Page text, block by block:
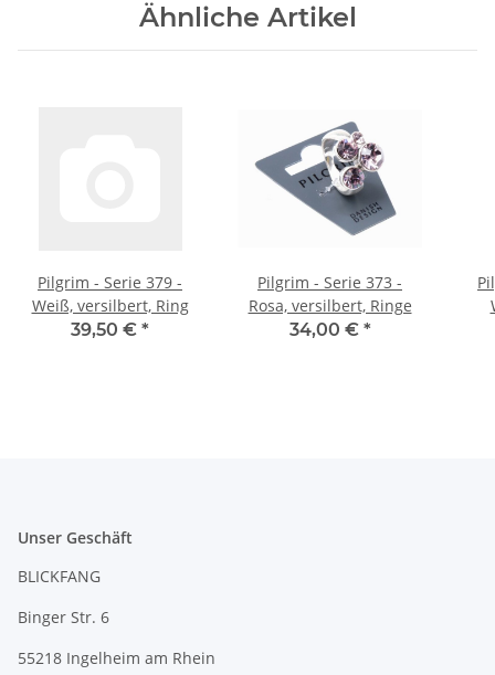
Ähnliche Artikel
Pilgrim - Serie 379 -
Weiß, versilbert, Ring
39,50 € *
Pilgrim - Serie 373 -
Rosa, versilbert, Ringe
34,00 € *
Unser Geschäft
BLICKFANG
Binger Str. 6
55218 Ingelheim am Rhein